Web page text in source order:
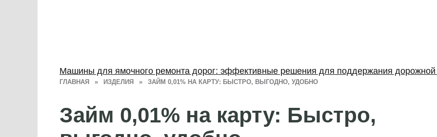
ГЛАВНАЯ » ИЗДЕЛИЯ » ЗАЙМ 0,01% НА КАРТУ: БЫСТРО, ВЫГОДНО, УДОБНО
Займ 0,01% на карту: Быстро,
Машины для ямочного ремонта дорог: эффективные решения для поддержания дорожной